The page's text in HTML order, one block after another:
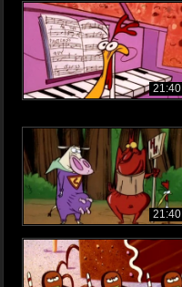
21:40
21:40